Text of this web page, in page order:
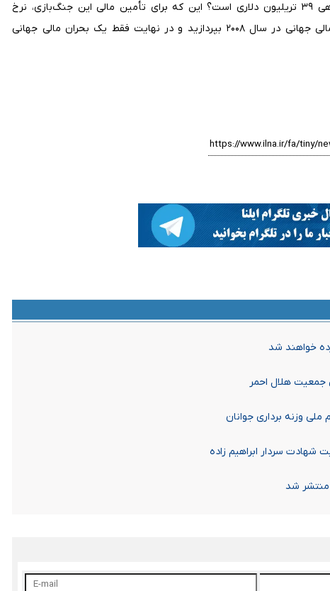
می‌دانید چه چیزی دیوانه‌کننده‌تر از بدهی ۳۹ تریلیون دلاری است؟ این که برای تأمین مالی این جنگ‌بازی، نرخ
بهره‌ای به اندازه دوران پیش از بحران مالی جهانی در سال ۲۰۰۸ بپردازید و در نهایت فقط یک بحران مالی جهانی
خواهند شد
هلال احمر
وزنه برداری جوانان
سردار ابراهیم زاده
شد